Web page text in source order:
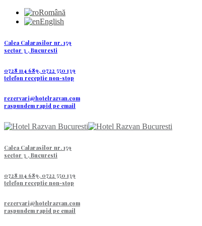
Română
English
Calea Calarasilor nr. 159
sector 3 , Bucuresti
0728 114 689, 0722 550 139
telefon receptie non-stop
rezervari@hotelrazvan.com
raspundem rapid pe email
Calea Calarasilor nr. 159
sector 3 , Bucuresti
0728 114 689, 0722 550 139
telefon receptie non-stop
rezervari@hotelrazvan.com
raspundem rapid pe email